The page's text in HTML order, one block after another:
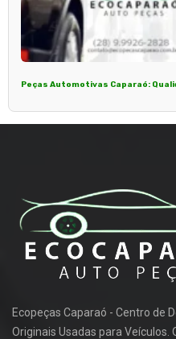
Peças Automotivas Caparaó:
Ecopeças Caparaó - Centro de
Originais Usadas para